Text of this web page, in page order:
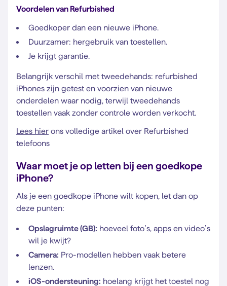
Voordelen van Refurbished
Goedkoper dan een nieuwe iPhone.
Duurzamer: hergebruik van toestellen.
Je krijgt garantie.
Belangrijk verschil met tweedehands: refurbished
iPhones zijn getest en voorzien van nieuwe
onderdelen waar nodig, terwijl tweedehands
toestellen vaak zonder controle worden verkocht.
Lees hier ons volledige artikel over Refurbished
telefoons
Waar moet je op letten bij een goedkope
iPhone?
Als je een goedkope iPhone wilt kopen, let dan op
deze punten:
Opslagruimte (GB): hoeveel foto’s, apps en video’s
wil je kwijt?
Camera: Pro-modellen hebben vaak betere
lenzen.
iOS-ondersteuning: hoelang krijgt het toestel nog